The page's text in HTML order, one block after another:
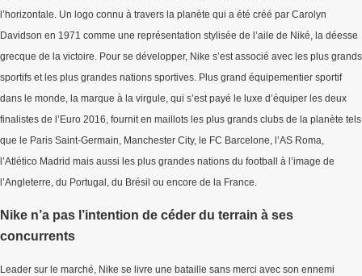
l’horizontale. Un logo connu à travers la planète qui a été créé par Carolyn
Davidson en 1971 comme une représentation stylisée de l’aile de Niké, la déesse
grecque de la victoire. Pour se développer, Nike s’est associé avec les plus grands
sportifs et les plus grandes nations sportives. Plus grand équipementier sportif
dans le monde, la marque à la virgule, qui s’est payé le luxe d’équiper les deux
finalistes de l’Euro 2016, fournit en maillots les plus grands clubs de la planète tels
que le Paris Saint-Germain, Manchester City, le FC Barcelone, l’AS Roma,
l’Atlético Madrid mais aussi les plus grandes nations du football à l’image de
l’Angleterre, du Portugal, du Brésil ou encore de la France.
Nike n’a pas l’intention de céder du terrain à ses
concurrents
Leader sur le marché, Nike se livre une bataille sans merci avec son ennemi